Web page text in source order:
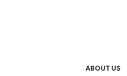
ABOUT US